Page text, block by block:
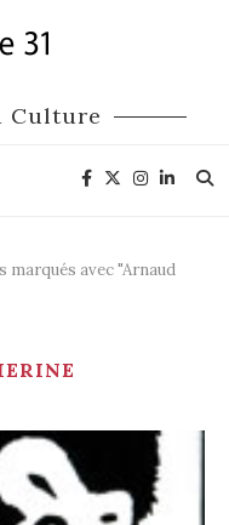
Culture
marqués avec "Arnaud